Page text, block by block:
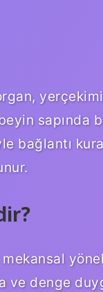
sapında
bağlantı
ve denge